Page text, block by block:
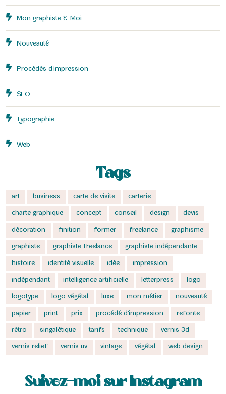
Mon graphiste & Moi
Nouveauté
Procédés d'impression
SEO
Typographie
Web
Tags
art business carte de visite carterie
charte graphique concept conseil design devis
décoration finition former freelance graphisme
graphiste graphiste freelance graphiste indépendante
histoire identité visuelle idée impression
indépendant intelligence artificielle letterpress logo
logotype logo végétal luxe mon métier nouveauté
papier print prix procédé d'impression refonte
rétro singalétique tarifs technique vernis 3d
vernis relief vernis uv vintage végétal web design
Suivez-moi sur Instagram